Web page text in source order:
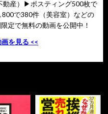
動産）▶ポスティング500枚で
で380件（美容室）などの
定で無料の動画を公開中！
を見る <<